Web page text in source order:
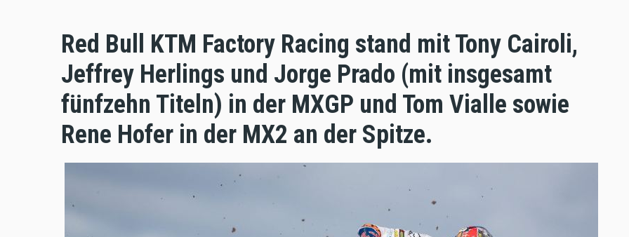
Red Bull KTM Factory Racing stand mit Tony Cairoli,
Jeffrey Herlings und Jorge Prado (mit insgesamt
fünfzehn Titeln) in der MXGP und Tom Vialle sowie
Rene Hofer in der MX2 an der Spitze.